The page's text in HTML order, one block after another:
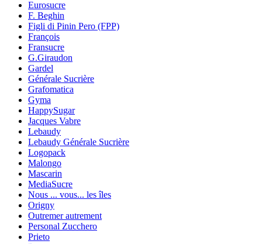
Eurosucre
F. Beghin
Figli di Pinin Pero (FPP)
François
Fransucre
G.Giraudon
Gardel
Générale Sucrière
Grafomatica
Gyma
HappySugar
Jacques Vabre
Lebaudy
Lebaudy Générale Sucrière
Logopack
Malongo
Mascarin
MediaSucre
Nous ... vous... les îles
Origny
Outremer autrement
Personal Zucchero
Prieto